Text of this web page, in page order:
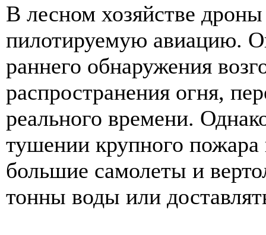
В лесном хозяйстве
пилотируемую авиацию.
раннего обнаружения
распространения огня,
реального времени.
тушении крупного
большие самолеты и
тонны воды или